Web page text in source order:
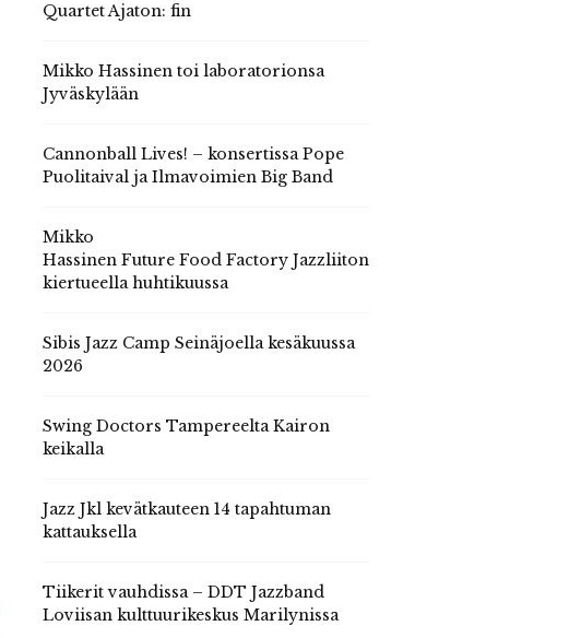
Quartet Ajaton: fin
Mikko Hassinen toi laboratorionsa
Jyväskylään
Cannonball Lives! – konsertissa Pope
Puolitaival ja Ilmavoimien Big Band
Mikko
Hassinen Future Food Factory Jazzliiton
kiertueella huhtikuussa
Sibis Jazz Camp Seinäjoella kesäkuussa
2026
Swing Doctors Tampereelta Kairon
keikalla
Jazz Jkl kevätkauteen 14 tapahtuman
kattauksella
Tiikerit vauhdissa – DDT Jazzband
Loviisan kulttuurikeskus Marilynissa